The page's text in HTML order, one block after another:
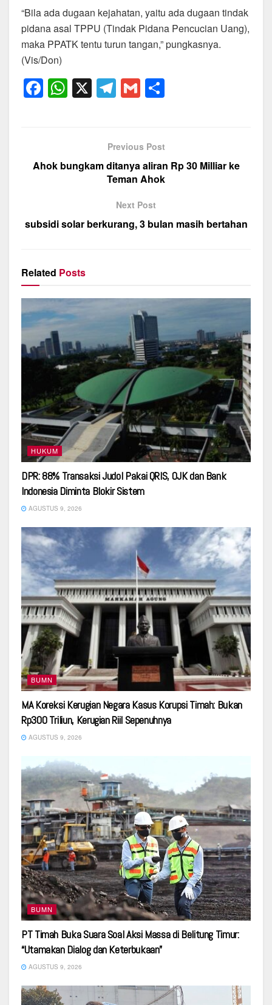
“Bila ada dugaan kejahatan, yaitu ada dugaan tindak
pidana asal TPPU (Tindak Pidana Pencucian Uang),
maka PPATK tentu turun tangan,” pungkasnya.
(Vis/Don)
F
a
b
k
W
h
A
X T
el
gr
a
m
G
m
Previous Post
Ahok bungkam ditanya aliran Rp 30 Milliar ke
Teman Ahok
Next Post
subsidi solar berkurang, 3 bulan masih bertahan
Related Posts
HUKUM
DPR: 88% Transaksi Judol Pakai QRIS, OJK dan Bank
Indonesia Diminta Blokir Sistem
AGUSTUS 9, 2026
BUMN
MA Koreksi Kerugian Negara Kasus Korupsi Timah: Bukan
Rp300 Triliun, Kerugian Riil Sepenuhnya
AGUSTUS 9, 2026
BUMN
PT Timah Buka Suara Soal Aksi Massa di Belitung Timur:
“Utamakan Dialog dan Keterbukaan”
AGUSTUS 9, 2026